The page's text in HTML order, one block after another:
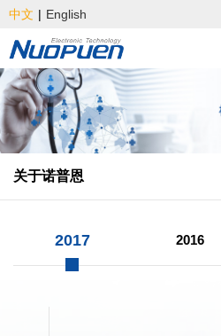
中文 | English
关于诺普恩
2017 2016